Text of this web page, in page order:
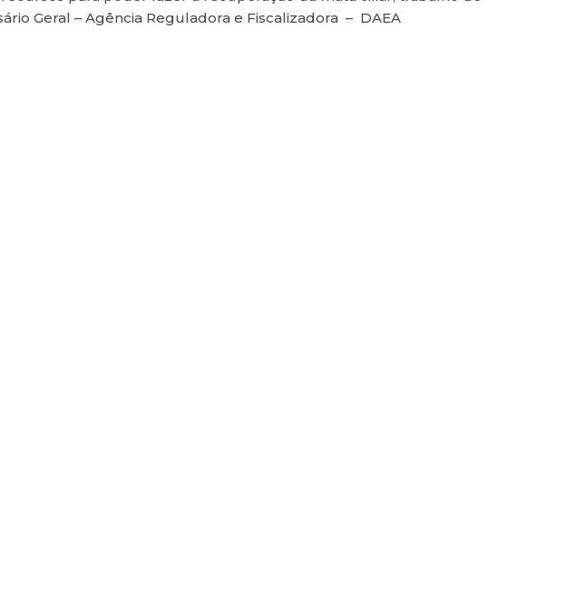
Geral – Agência Reguladora e Fiscalizadora – DAEA